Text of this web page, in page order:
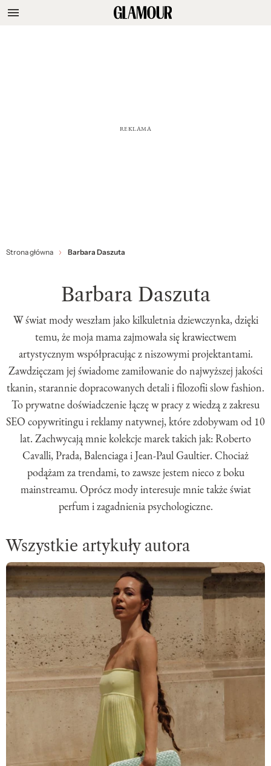
Strona główna Barbara Daszuta
Barbara Daszuta
W świat mody weszłam jako kilkuletnia dziewczynka, dzięki
temu, że moja mama zajmowała się krawiectwem
artystycznym współpracując z niszowymi projektantami.
Zawdzięczam jej świadome zamiłowanie do najwyższej jakości
tkanin, starannie dopracowanych detali i filozofii slow fashion.
To prywatne doświadczenie łączę w pracy z wiedzą z zakresu
SEO copywritingu i reklamy natywnej, które zdobywam od 10
lat. Zachwycają mnie kolekcje marek takich jak: Roberto
Cavalli, Prada, Balenciaga i Jean-Paul Gaultier. Chociaż
podążam za trendami, to zawsze jestem nieco z boku
mainstreamu. Oprócz mody interesuje mnie także świat
perfum i zagadnienia psychologiczne.
Wszystkie artykuły autora